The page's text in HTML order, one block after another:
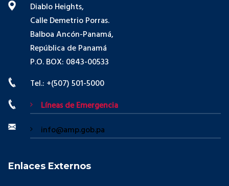
Diablo Heights,
Calle Demetrio Porras.
Balboa Ancón-Panamá,
República de Panamá
P.O. BOX: 0843-00533
Tel.: +(507) 501-5000
Líneas de Emergencia
info@amp.gob.pa
Enlaces Externos